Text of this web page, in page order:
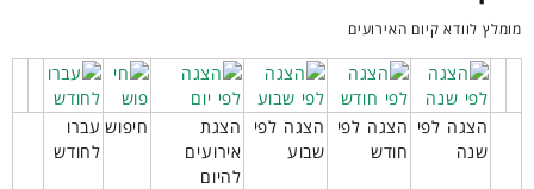
מומלץ לוודא קיום האירועים
הצגה לפי
שנה
הצגה לפי
חודש
הצגה לפי
שבוע
הצגת
אירועים
להיום
חיפוש עברו
לחודש